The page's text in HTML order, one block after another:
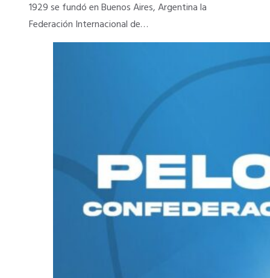
1929 se fundó en Buenos Aires, Argentina la
Federación Internacional de…